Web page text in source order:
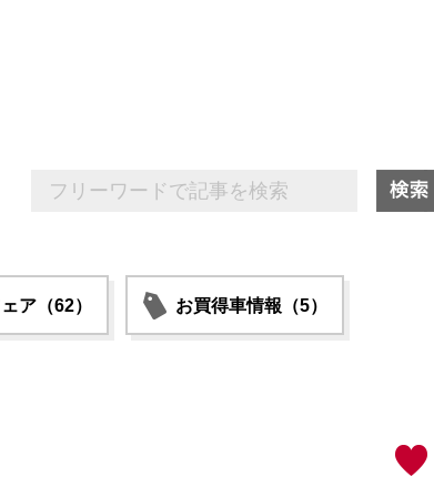
ア（62） お買得車情報（5）